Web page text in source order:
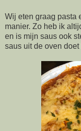
Wij eten graag pasta
manier. Zo heb ik
en is mijn saus ook
saus uit de oven